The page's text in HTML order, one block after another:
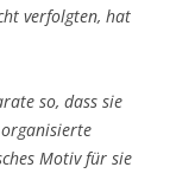
verfolgten, hat
so, dass sie
Motiv für sie